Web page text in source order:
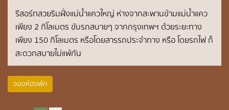
รีสอร์ทสวยริมฝั่งแม่น้ำแควใหญ่ ห่างจากสะพานข้ามแม่น้ำแคว
เพียง 2 กิโลเมตร ขับรถสบายๆ จากกรุงเทพฯ ด้วยระยะทาง
เพียง 150 กิโลเมตร หรือโดยสารรถประจำทาง หรือ โดยรถไฟ ก็
สะดวกสบายไม่แพ้กัน
ผึ้ง-หวาน รีสอร์ท แอนด์ สปา
ด้วยพรรณไม้ต่างๆ และทัศนียภาพของแม่น้ำแควใหญ่ นอก
จองห้องพัก